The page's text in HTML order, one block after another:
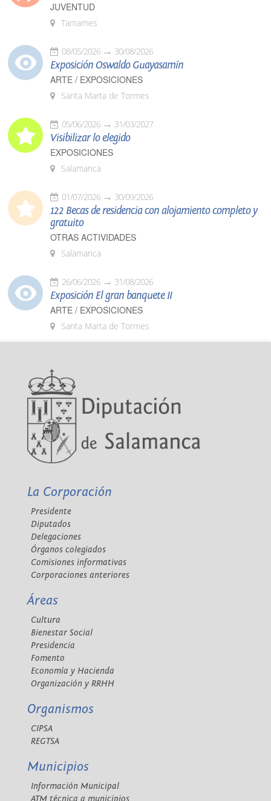
JUVENTUD
Tamames
08/05/2026 30/08/2026
Exposición Oswaldo Guayasamín
ARTE / EXPOSICIONES
Santa Marta de Tormes
05/06/2026 31/03/2027
Visibilizar lo elegido
EXPOSICIONES
Salamanca
01/07/2026 30/09/2026
122 Becas de residencia con alojamiento completo y
gratuito
OTRAS ACTIVIDADES
Salamanca
26/06/2026 31/08/2026
Exposición El gran banquete II
ARTE / EXPOSICIONES
Santa Marta de Tormes
La Corporación
Presidente
Diputados
Delegaciones
Órganos colegiados
Comisiones informativas
Corporaciones anteriores
Áreas
Cultura
Bienestar Social
Presidencia
Fomento
Economía y Hacienda
Organización y RRHH
Organismos
CIPSA
REGTSA
Municipios
Información Municipal
ATM técnica a municipios